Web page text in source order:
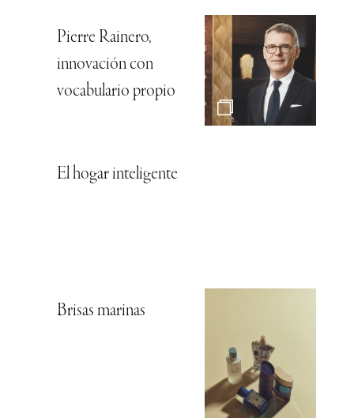
Pierre Rainero,
innovación con
vocabulario propio
El hogar inteligente
Brisas marinas